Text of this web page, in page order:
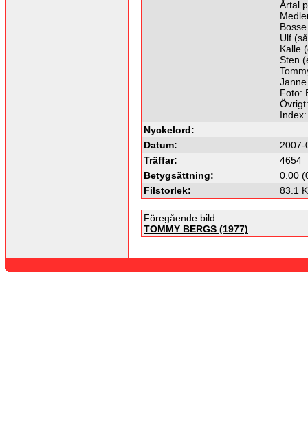
Årtal
Ulf
Kalle
Sten
Foto:
Övrigt:
Nyckelord:
Datum:
2007-
Träffar:
4654
Betygsättning:
0.00
Filstorlek:
83.1
Föregående bild:
TOMMY BERGS (1977)